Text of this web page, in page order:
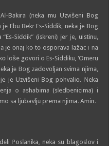
Bakira (neka mu Uzvišeni Bog
Ebu Bekr Es-Siddik, neka je Bog
Siddik” (iskreni) jer je, uistinu,
je onaj ko to osporava lažac i na
loše govori o Es-Siddiku, ‘Omeru
je Bog zadovoljan svima njima,
je Uzvišeni Bog pohvalio. Neka
o ashabima (sledbenicima) i
sa ljubavlju prema njima. Amin.
Poslanika, neka su blagoslov i